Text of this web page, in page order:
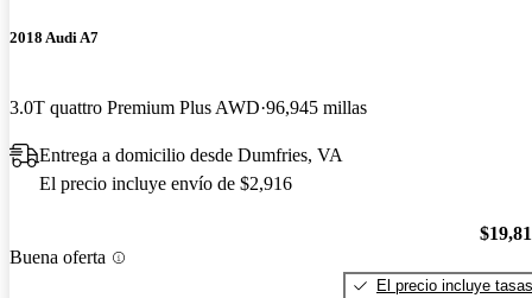
2018 Audi A7
3.0T quattro Premium Plus AWD 96,945 millas
Entrega a domicilio desde Dumfries, VA
El precio incluye envío de $2,916
Buena oferta
El precio incluye tasas